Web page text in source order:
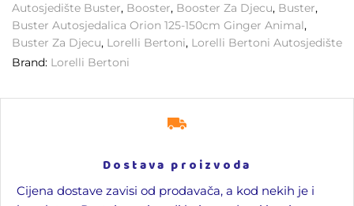
Autosjedište Buster, Booster, Booster Za Djecu, Buster,
Buster Autosjedalica Orion 125-150cm Ginger Animal,
Buster Za Djecu, Lorelli Bertoni, Lorelli Bertoni Autosjedište
Brand: Lorelli Bertoni
Dostava proizvoda
Cijena dostave zavisi od prodavača, a kod nekih je i